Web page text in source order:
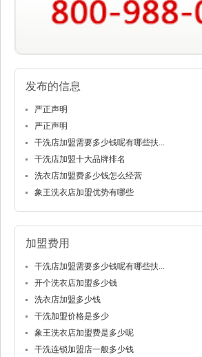
发布的信息
严正声明
严正声明
干洗店加盟需要多少钱呢有哪些扶...
干洗店加盟十大品牌排名
洗衣店加盟费多少钱怎么经营
象王洗衣店加盟优势有哪些
加盟费用
干洗店加盟需要多少钱呢有哪些扶...
开个洗衣店加盟多少钱
洗衣店加盟多少钱
干洗加盟价格是多少
象王洗衣店加盟费是多少呢
干洗连锁加盟店一般多少钱